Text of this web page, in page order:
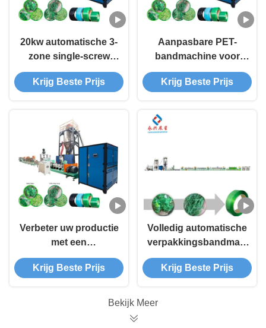
20kw automatische 3-
zone single-screw
extruder zware PET
band extrusie
Krijg Beste Prijs
Aanpasbare PET-
bandmachine voor
uw unieke
productiebehoeften
Krijg Beste Prijs
Verbeter uw productie
met een
hoogwaardige PET-
bandmachine
Krijg Beste Prijs
Volledig automatische
verpakkingsbandmachine
PET-bandmachine
Krijg Beste Prijs
Bekijk Meer